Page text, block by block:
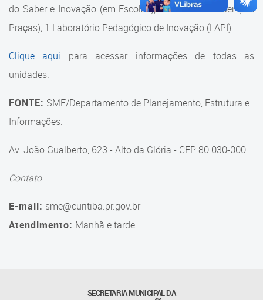
Gerência de Contratos
Gerência de Limpeza e
Suporte aos Contratos
Gerência de Segurança
Gerência de Transporte
Gerência de Transporte para
a Educação Especial - SITES
Tecnologia
do Saber e Inovação (em Escolas); 9 Faróis do Saber (em
Praças); 1 Laboratório Pedagógico de Inovação (LAPI).
Clique aqui para acessar informações de todas as
unidades.
FONTE: SME/Departamento de Planejamento, Estrutura e
Informações.
Av. João Gualberto, 623 - Alto da Glória - CEP 80.030-000
Contato
E-mail: sme@curitiba.pr.gov.br
Atendimento: Manhã e tarde
SECRETARIA MUNICIPAL DA